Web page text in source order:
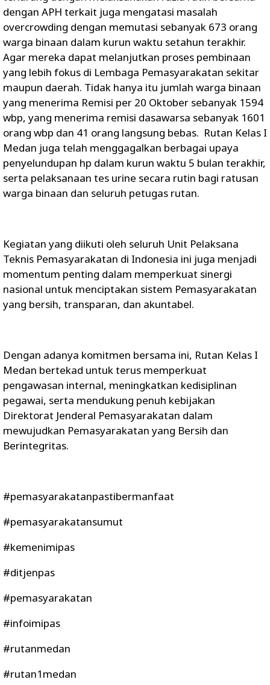
dengan APH terkait juga mengatasi masalah
overcrowding dengan memutasi sebanyak 673 orang
warga binaan dalam kurun waktu setahun terakhir.
Agar mereka dapat melanjutkan proses pembinaan
yang lebih fokus di Lembaga Pemasyarakatan sekitar
maupun daerah. Tidak hanya itu jumlah warga binaan
yang menerima Remisi per 20 Oktober sebanyak 1594
wbp, yang menerima remisi dasawarsa sebanyak 1601
orang wbp dan 41 orang langsung bebas. Rutan Kelas I
Medan juga telah menggagalkan berbagai upaya
penyelundupan hp dalam kurun waktu 5 bulan terakhir,
serta pelaksanaan tes urine secara rutin bagi ratusan
warga binaan dan seluruh petugas rutan.
Kegiatan yang diikuti oleh seluruh Unit Pelaksana
Teknis Pemasyarakatan di Indonesia ini juga menjadi
momentum penting dalam memperkuat sinergi
nasional untuk menciptakan sistem Pemasyarakatan
yang bersih, transparan, dan akuntabel.
Dengan adanya komitmen bersama ini, Rutan Kelas I
Medan bertekad untuk terus memperkuat
pengawasan internal, meningkatkan kedisiplinan
pegawai, serta mendukung penuh kebijakan
Direktorat Jenderal Pemasyarakatan dalam
mewujudkan Pemasyarakatan yang Bersih dan
Berintegritas.
#pemasyarakatanpastibermanfaat
#pemasyarakatansumut
#kemenimipas
#ditjenpas
#pemasyarakatan
#infoimipas
#rutanmedan
#rutan1medan